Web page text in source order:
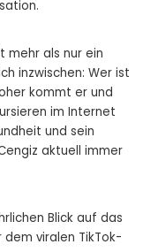
mehr als nur ein
inzwischen: Wer ist
kommt er und
im Internet
und sein
aktuell immer
Blick auf das
viralen TikTok-